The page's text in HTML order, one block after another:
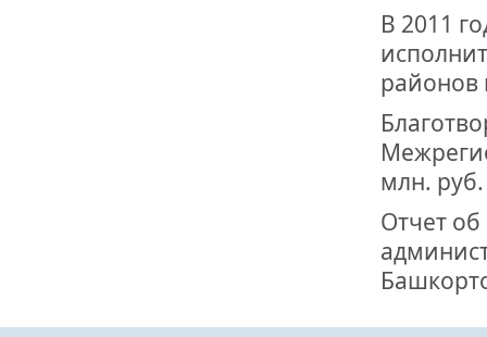
В 2011
районов
млн. руб.
Отчет об